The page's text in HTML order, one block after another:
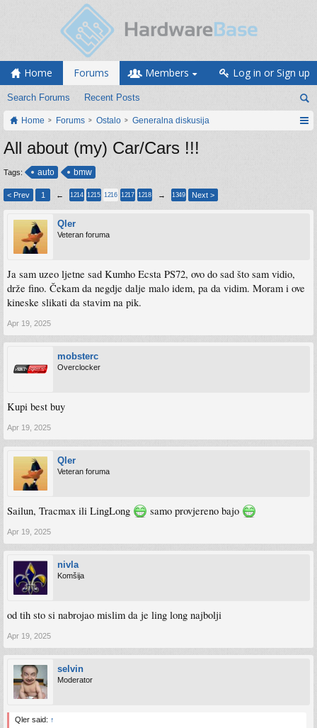
Home Forums
Search Forums Recent Posts
Members Log in or Sign up
Home Forums Ostalo Generalna diskusija
All about (my) Car/Cars !!!
Tags: auto bmw
< Prev 1 ← 1214 1215 1216 1217 1218 → 1349 Next >
Qler
Veteran foruma
Ja sam uzeo ljetne sad Kumho Ecsta PS72, ovo do sad što sam vidio,
drže fino. Čekam da negdje dalje malo idem, pa da vidim. Moram i ove
kineske slikati da stavim na pik.
Apr 19, 2025
mobsterc
Overclocker
Kupi best buy
Apr 19, 2025
Qler
Veteran foruma
Sailun, Tracmax ili LingLong samo provjereno bajo
Apr 19, 2025
nivla
Komšija
od tih sto si nabrojao mislim da je ling long najbolji
Apr 19, 2025
selvin
Moderator
Qler said: ↑